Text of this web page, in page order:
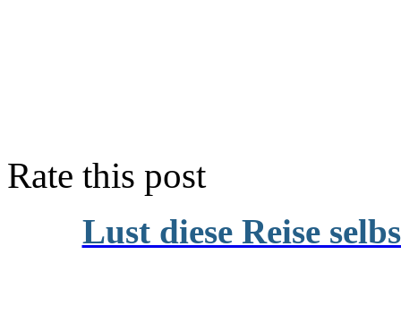
Rate this post
Lust diese Reise